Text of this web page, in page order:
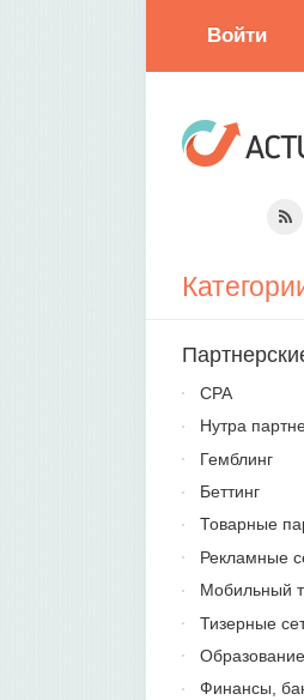
Войти
CPA
Нутра
Гемблинг
Беттинг
Товарные
Рекламные
Мобильный
Тизерные
Образование
Финансы,